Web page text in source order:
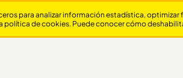
para analizar información estadística,
de cookies. Puede conocer cómo